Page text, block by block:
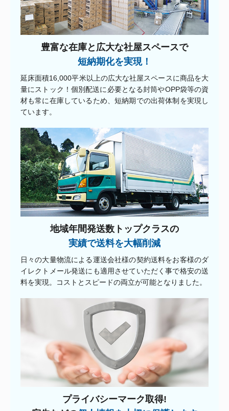
豊富な在庫と広大な社屋スペースで
短納期化を実現！
延床面積16,000平米以上の広大な社屋スペースに商品を大
量にストック！個別配送に必要となる封筒やOPP袋等の資
材も常に在庫しているため、短納期での出荷体制を実現し
ています。
地域年間発送数トップクラスの
実績で送料を大幅削減
日々の大量物流による運送会社様の契約送料をお客様のダ
イレクトメール発送にも適用させていただく事で格安の送
料を実現。コストとスピードの両立が可能となりました。
プライバシーマーク取得!